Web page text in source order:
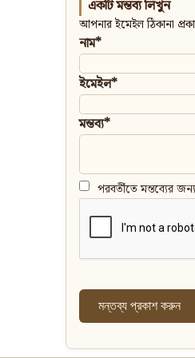
একটি মন্তব্য লিখুন
আপনার ইমেইল ঠিকানা
নাম*
ইমেইল*
মন্তব্য*
পরবর্তীতে মন্তব্যের